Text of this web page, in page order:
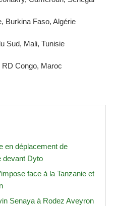
Burkina Faso, Algérie
Sud, Mali, Tunisie
RD Congo, Maroc
en déplacement de
devant Dyto
face à la Tanzanie et
Senaya à Rodez Aveyron